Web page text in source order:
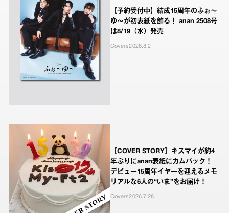
【予約受付中】結成15周年のふぉ～
ゆ～が初表紙を飾る！ anan 2508号
は8/19（水）発売
Covers2026.8.2
【COVER STORY】キスマイが約4
年ぶりにanan表紙にカムバック！
デビュー15周年イヤーを迎えるメモ
リアルな6人の“いま”をお届け！
Covers2026.7.28